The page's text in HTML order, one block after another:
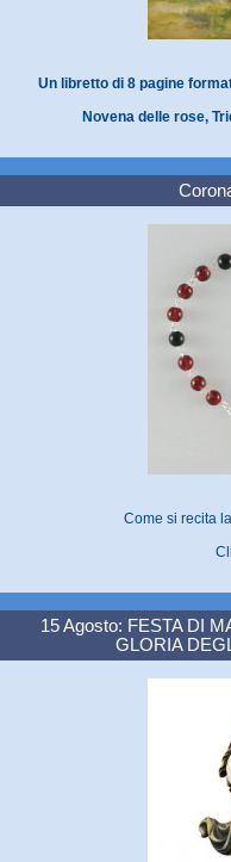
Un libretto di 8 pagine
Novena delle rose,
Come si recita
15 Agosto: FESTA DI
GLORIA